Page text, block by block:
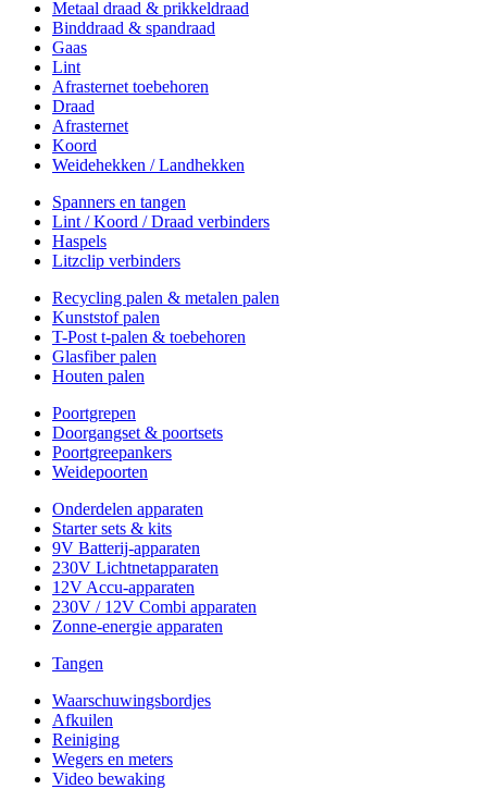
Metaal draad & prikkeldraad
Binddraad & spandraad
Gaas
Lint
Afrasternet toebehoren
Draad
Afrasternet
Koord
Weidehekken / Landhekken
Spanners en tangen
Lint / Koord / Draad verbinders
Haspels
Litzclip verbinders
Recycling palen & metalen palen
Kunststof palen
T-Post t-palen & toebehoren
Glasfiber palen
Houten palen
Poortgrepen
Doorgangset & poortsets
Poortgreepankers
Weidepoorten
Onderdelen apparaten
Starter sets & kits
9V Batterij-apparaten
230V Lichtnetapparaten
12V Accu-apparaten
230V / 12V Combi apparaten
Zonne-energie apparaten
Tangen
Waarschuwingsbordjes
Afkuilen
Reiniging
Wegers en meters
Video bewaking